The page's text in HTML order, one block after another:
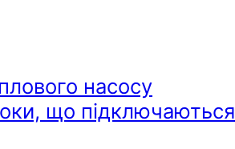
насосу
що підключаються